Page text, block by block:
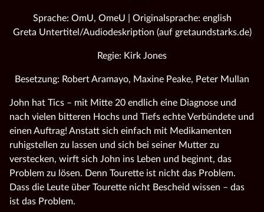
Sprache: OmU, OmeU | Originalsprache: english
Greta Untertitel/Audiodeskription (auf gretaundstarks.de)
Regie: Kirk Jones
Besetzung: Robert Aramayo, Maxine Peake, Peter Mullan
John hat Tics – mit Mitte 20 endlich eine Diagnose und
nach vielen bitteren Hochs und Tiefs echte Verbündete und
einen Auftrag! Anstatt sich einfach mit Medikamenten
ruhigstellen zu lassen und sich bei seiner Mutter zu
verstecken, wirft sich John ins Leben und beginnt, das
Problem zu lösen. Denn Tourette ist nicht das Problem.
Dass die Leute über Tourette nicht Bescheid wissen – das
ist das Problem.